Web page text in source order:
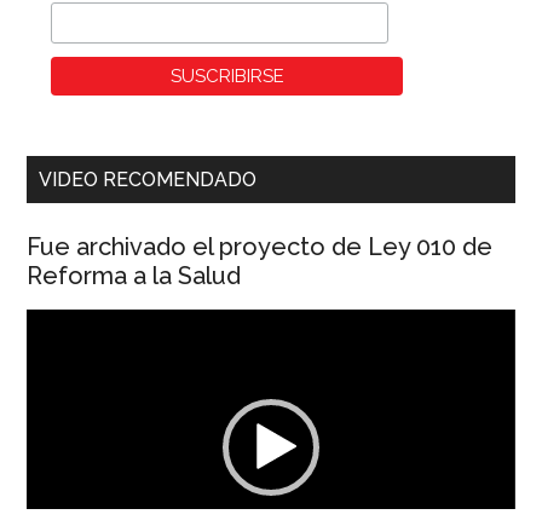
VIDEO RECOMENDADO
Fue archivado el proyecto de Ley 010 de
Reforma a la Salud